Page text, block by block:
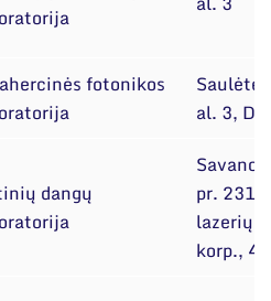
fotonikos
al. 3,
dangų
pr. 231,
lazerių
korp.,